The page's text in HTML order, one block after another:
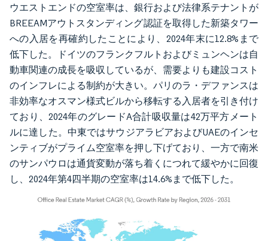
ウエストエンドの空室率は、銀行および法律系テナントが
BREEAMアウトスタンディング認証を取得した新築タワー
への入居を再確約したことにより、2024年末に12.8%まで
低下した。ドイツのフランクフルトおよびミュンヘンは自
動車関連の成長を吸収しているが、需要よりも建設コスト
のインフレによる制約が大きい。パリのラ・デファンスは
非効率なオスマン様式ビルから移転する入居者を引き付け
ており、2024年のグレードA合計吸収量は42万平方メート
ルに達した。中東ではサウジアラビアおよびUAEのインセ
ンティブがプライム空室率を押し下げており、一方で南米
のサンパウロは通貨変動が落ち着くにつれて緩やかに回復
し、2024年第4四半期の空室率は14.6%まで低下した。